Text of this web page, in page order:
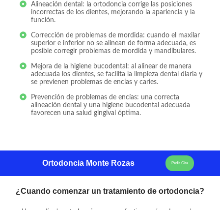
Alineación dental: la ortodoncia corrige las posiciones
incorrectas de los dientes, mejorando la apariencia y la
función.
Corrección de problemas de mordida: cuando el maxilar
superior e inferior no se alinean de forma adecuada, es
posible corregir problemas de mordida y mandibulares.
Mejora de la higiene bucodental: al alinear de manera
adecuada los dientes, se facilita la limpieza dental diaria y
se previenen problemas de encías y caries.
Prevención de problemas de encías: una correcta
alineación dental y una higiene bucodental adecuada
favorecen una salud gingival óptima.
Ortodoncia Monte Rozas Pedir Cita
¿Cuando comenzar un tratamiento de ortodoncia?